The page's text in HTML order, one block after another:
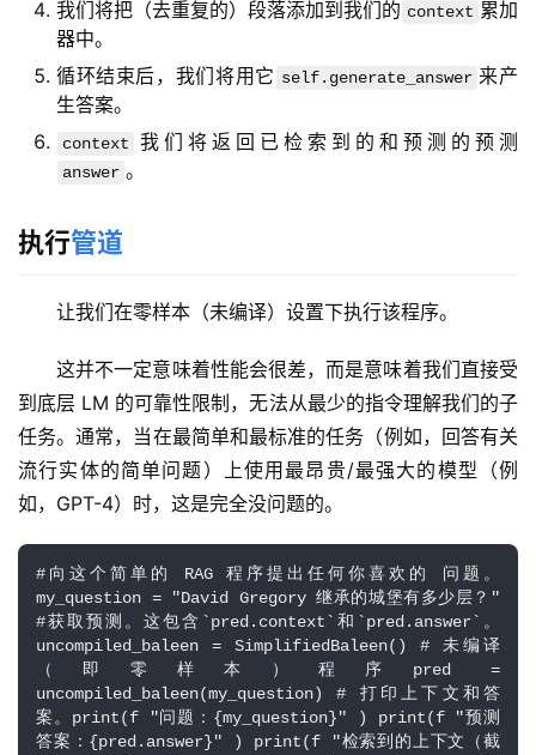
我们将把（去重复的）段落添加到我们的 context 累加
器中。
循环结束后，我们将用它 self.generate_answer 来产
生答案。
context 我们将返回已检索到的和预测的预测
answer 。
执行管道
让我们在零样本（未编译）设置下执行该程序。
这并不一定意味着性能会很差，而是意味着我们直接受
到底层 LM 的可靠性限制，无法从最少的指令理解我们的子
任务。通常，当在最简单和最标准的任务（例如，回答有关
流行实体的简单问题）上使用最昂贵/最强大的模型（例
如，GPT-4）时，这是完全没问题的。
#向这个简单的 RAG 程序提出任何你喜欢的 问题。
my_question = "David Gregory 继承的城堡有多少层？"
#获取预测。这包含`pred.context`和`pred.answer`。
uncompiled_baleen = SimplifiedBaleen() # 未编译
（即零样本）程序pred =
uncompiled_baleen(my_question) # 打印上下文和答
案。print(f "问题：{my_question}" ) print(f "预测
答案：{pred.answer}" ) print(f "检索到的上下文（截